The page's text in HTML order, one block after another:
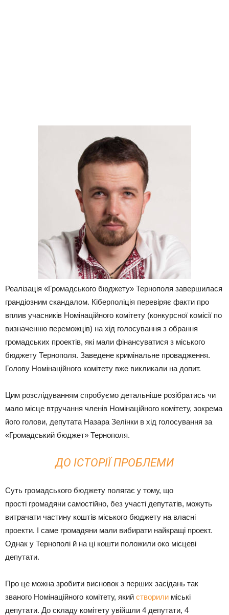
Реалізація «Громадського бюджету» Тернополя завершилася
грандіозним скандалом. Кіберполіція перевіряє факти про
вплив учасників Номінаційного комітету (конкурсної комісії по
визначенню переможців) на хід голосування з обрання
громадських проектів, які мали фінансуватися з міського
бюджету Тернополя. Заведене кримінальне провадження.
Голову Номінаційного комітету вже викликали на допит.
Цим розслідуванням спробуємо детальніше розібратись чи
мало місце втручання членів Номінаційного комітету, зокрема
його голови, депутата Назара Зелінки в хід голосування за
«Громадський бюджет» Тернополя.
ДО ІСТОРІЇ ПРОБЛЕМИ
Суть громадського бюджету полягає у тому, що
прості громадяни самостійно, без участі депутатів, можуть
витрачати частину коштів міського бюджету на власні
проекти. І саме громадяни мали вибирати найкращі проект.
Однак у Тернополі й на ці кошти положили око місцеві
депутати.
Про це можна зробити висновок з перших засідань так
званого Номінаційного комітету, який створили міські
депутати. До складу комітету увійшли 4 депутати, 4